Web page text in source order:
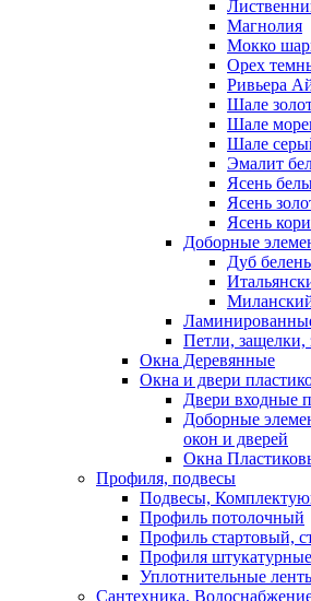
Магнолия
Мокко
Орех
Ривьера
Шале
Шале
Шале
Эмалит
Ясень
Ясень
Ясень
Доборные
Дуб
Петли, защелки,
Окна Деревянные
Окна и двери
Двери входные
Доборные
окон и дверей
Окна
Профиля, подвесы
Подвесы,
Профиль потолочный
Профиль стартовый,
Профиля штукатурные
Уплотнительные
Сантехника,